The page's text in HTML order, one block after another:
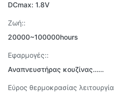
DCmax: 1.8V
Ζωή::
20000~100000hours
Εφαρμογές::
Αναπνευστήρας κουζίνας……
Εύρος θερμοκρασίας